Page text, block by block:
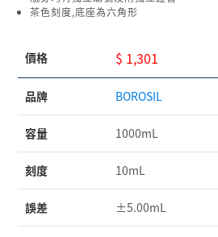
茶色刻度,底座為六角形
價格 $ 1,301
品牌 BOROSIL
容量 1000mL
刻度 10mL
誤差 ±5.00mL